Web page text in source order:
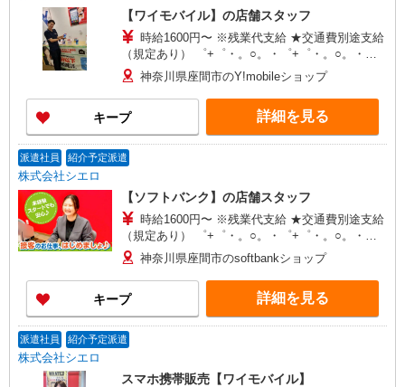
【ワイモバイル】の店舗スタッフ
時給1600円〜 ※残業代支給 ★交通費別途支給
（規定あり） ゜+゜・。○。・゜+゜・。○。・゜
+゜ 入社祝い金10万円支給(規定有) お友達を紹介
頂くと, インセンティブ支給(規定有) ★月2回払
い・週払い可能（規程有）★ ゜・。○。・゜
+゜・。○。・゜+゜
神奈川県座間市のY!mobileショップ
キープ 詳細を見る
派遣社員 紹介予定派遣
株式会社シエロ
【ソフトバンク】の店舗スタッフ
時給1600円〜 ※残業代支給 ★交通費別途支給
（規定あり） ゜+゜・。○。・゜+゜・。○。・゜
+゜ 入社祝い金10万円支給(規定有) お友達を紹介
頂くと, インセンティブ支給(規定有) ★月2回払
い・週払い可能（規程有）★ ゜・。○。・゜
+゜・。○。・゜+゜
神奈川県座間市のsoftbankショップ
キープ 詳細を見る
派遣社員 紹介予定派遣
株式会社シエロ
スマホ携帯販売【ワイモバイル】